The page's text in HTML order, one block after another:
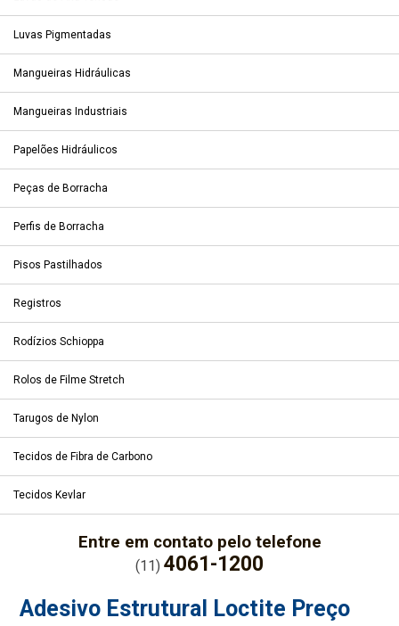
Luvas Pigmentadas
Mangueiras Hidráulicas
Mangueiras Industriais
Papelões Hidráulicos
Peças de Borracha
Perfis de Borracha
Pisos Pastilhados
Registros
Rodízios Schioppa
Rolos de Filme Stretch
Tarugos de Nylon
Tecidos de Fibra de Carbono
Tecidos Kevlar
Entre em contato pelo telefone
(11) 4061-1200
Adesivo Estrutural Loctite Preço